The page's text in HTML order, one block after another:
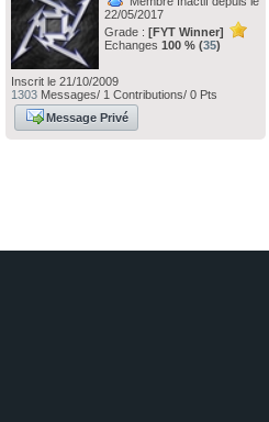
22/05/2017
Grade : [FYT Winner]
Echanges 100 % (35)
Inscrit le 21/10/2009
1303Messages/ 1 Contributions/ 0 Pts
Message Privé